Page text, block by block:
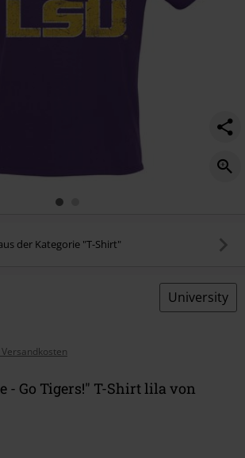
der Kategorie "T-Shirt"
University
- Go Tigers!" T-Shirt lila von